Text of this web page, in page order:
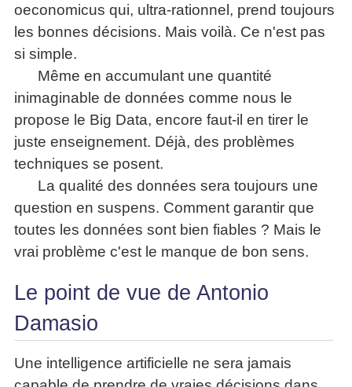
oeconomicus qui, ultra-rationnel, prend toujours
les bonnes décisions. Mais voilà. Ce n'est pas
si simple.
Même en accumulant une quantité
inimaginable de données comme nous le
propose le Big Data, encore faut-il en tirer le
juste enseignement. Déjà, des problèmes
techniques se posent.
La qualité des données sera toujours une
question en suspens. Comment garantir que
toutes les données sont bien fiables ? Mais le
vrai problème c'est le manque de bon sens.
Le point de vue de Antonio
Damasio
Une intelligence artificielle ne sera jamais